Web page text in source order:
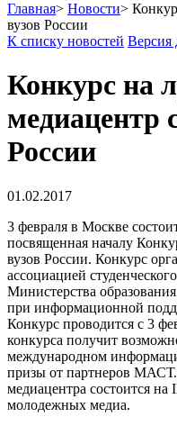
Главная> Новости>
вузов России
К списку новостей Версия
Конкурс на
медиацентр
России
01.02.2017
3 февраля в Москве
посвященная началу
вузов России. Конкурс
ассоциацией
Министерства
при информационной
Конкурс проводится с 3
конкурса получит
международном
призы от партнеров
медиацентра состоится на
молодежных медиа.